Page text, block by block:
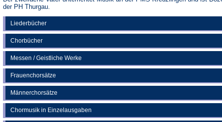
Liederbücher
Chorbücher
Messen / Geistliche Werke
Frauenchorsätze
Männerchorsätze
Chormusik in Einzelausgaben
der PH Thurgau.